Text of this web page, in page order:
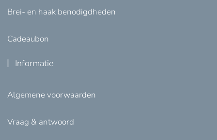
Brei- en haak benodigdheden
Cadeaubon
Informatie
Algemene voorwaarden
Vraag & antwoord